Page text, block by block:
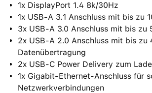
1x DisplayPort 1.4 8k/30Hz
1x USB-A 3.1 Anschluss mit bis zu
3x USB-A 3.0 Anschluss mit bis zu
2x USB-A 2.0 Anschluss mit bis zu
Datenübertragung
2x USB-C Power Delivery zum
1x Gigabit-Ethernet-Anschluss für
Netzwerkverbindungen